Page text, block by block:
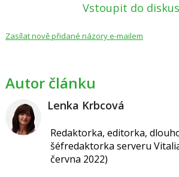
Vstoupit do
Zasílat nově přidané názory e-mailem
Autor článku
Lenka Krbcová
Redaktorka, editorka,
šéfredaktorka serveru
června 2022)